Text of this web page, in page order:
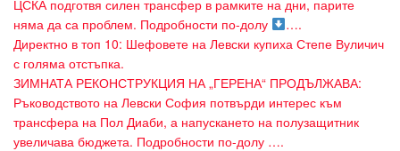
ЦСКА подготвя силен трансфер в рамките на дни, парите
няма да са проблем. Подробности по-долу
….
Директно в топ 10: Шефовете на Левски купиха Степе Вуличич
с голяма отстъпка.
ЗИМНАТА РЕКОНСТРУКЦИЯ НА „ГЕРЕНА“ ПРОДЪЛЖАВА:
Ръководството на Левски София потвърди интерес към
трансфера на Пол Диаби, а напускането на полузащитник
увеличава бюджета. Подробности по-долу ….